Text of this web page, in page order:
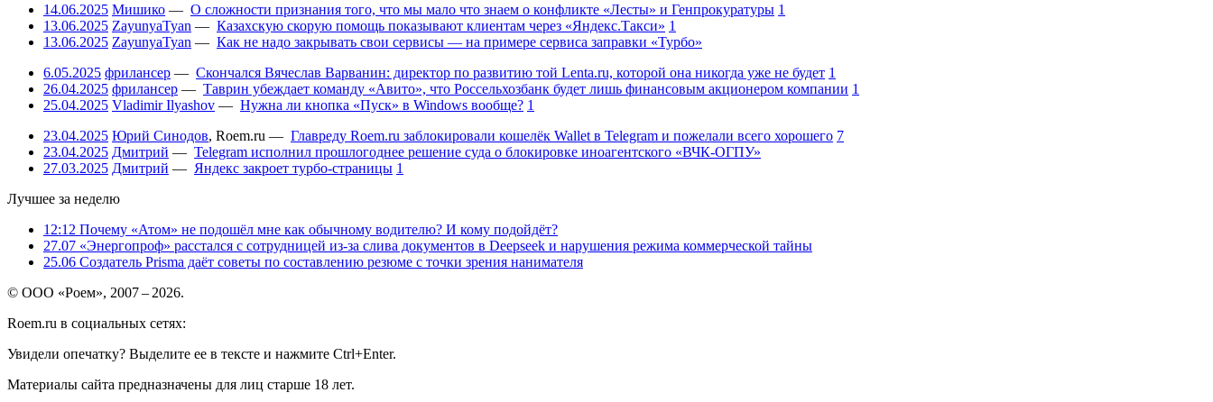
14.06.2025 Мишико — О сложности признания того, что мы мало что знаем о конфликте «Лесты» и Генпрокуратуры 1
13.06.2025 ZayunyaTyan — Казахскую скорую помощь показывают клиентам через «Яндекс.Такси» 1
13.06.2025 ZayunyaTyan — Как не надо закрывать свои сервисы — на примере сервиса заправки «Турбо»
6.05.2025 фрилансер — Скончался Вячеслав Варванин: директор по развитию той Lenta.ru, которой она никогда уже не будет 1
26.04.2025 фрилансер — Таврин убеждает команду «Авито», что Россельхозбанк будет лишь финансовым акционером компании 1
25.04.2025 Vladimir Ilyashov — Нужна ли кнопка «Пуск» в Windows вообще? 1
23.04.2025 Юрий Синодов, Roem.ru — Главреду Roem.ru заблокировали кошелёк Wallet в Telegram и пожелали всего хорошего 7
23.04.2025 Дмитрий — Telegram исполнил прошлогоднее решение суда о блокировке иноагентского «ВЧК-ОГПУ»
27.03.2025 Дмитрий — Яндекс закроет турбо-страницы 1
Лучшее за неделю
12:12 Почему «Атом» не подошёл мне как обычному водителю? И кому подойдёт?
27.07 «Энергопроф» расстался с сотрудницей из-за слива документов в Deepseek и нарушения режима коммерческой тайны
25.06 Создатель Prisma даёт советы по составлению резюме с точки зрения нанимателя
© ООО «Роем», 2007 – 2026.
Roem.ru в социальных сетях:
Увидели опечатку? Выделите ее в тексте и нажмите Ctrl+Enter.
Материалы сайта предназначены для лиц старше 18 лет.